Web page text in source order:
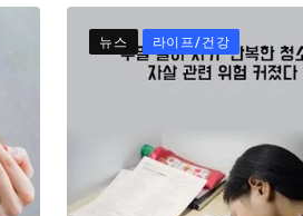
뉴스 라이프/건강